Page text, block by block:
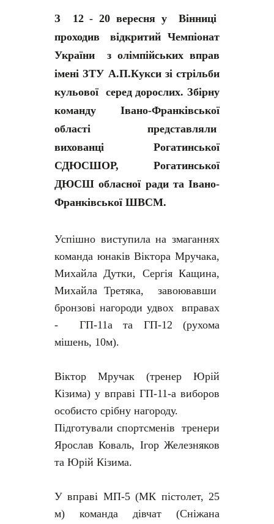
З 12 - 20 вересня у Вінниці
проходив відкритий Чемпіонат
України з олімпійських вправ
імені ЗТУ А.П.Кукси зі стрільби
кульової серед дорослих. Збірну
команду Івано-Франківської
області представляли
вихованці Рогатинської
СДЮСШОР, Рогатинської
ДЮСШ обласної ради та Івано-
Франківської ШВСМ.
Успішно виступила на змаганнях
команда юнаків Віктора Мручака,
Михайла Дутки, Сергія Кащина,
Михайла Третяка, завоювавши
бронзові нагороди удвох вправах
- ГП-11а та ГП-12 (рухома
мішень, 10м).
Віктор Мручак (тренер Юрій
Кізима) у вправі ГП-11-а виборов
особисто срібну нагороду.
Підготували спортсменів тренери
Ярослав Коваль, Ігор Железняков
та Юрій Кізима.
У вправі МП-5 (МК пістолет, 25
м) команда дівчат (Сніжана